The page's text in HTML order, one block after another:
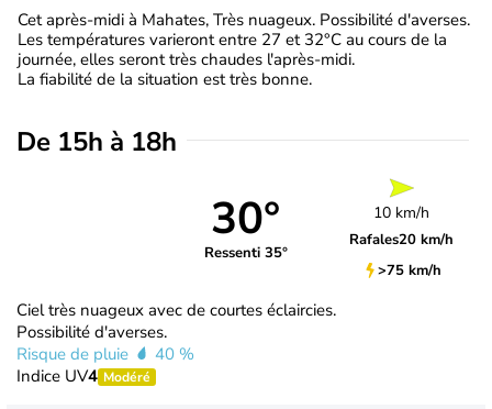
Cet après-midi à Mahates, Très nuageux. Possibilité d'averses.
Les températures varieront entre 27 et 32°C au cours de la
journée, elles seront très chaudes l'après-midi.
La fiabilité de la situation est très bonne.
De 15h à 18h
30°
Ressenti 35°
10 km/h
Rafales20 km/h
>75 km/h
Ciel très nuageux avec de courtes éclaircies.
Possibilité d'averses.
Risque de pluie
40 %
Indice UV4 Modéré